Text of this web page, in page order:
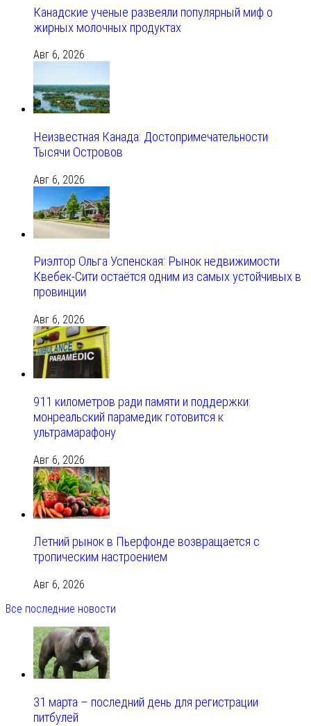
Канадские ученые развеяли популярный миф о
жирных молочных продуктах
Авг 6, 2026
Неизвестная Канада: Достопримечательности
Тысячи Островов
Авг 6, 2026
Риэлтор Ольга Успенская: Рынок недвижимости
Квебек-Сити остаётся одним из самых устойчивых в
провинции
Авг 6, 2026
911 километров ради памяти и поддержки:
монреальский парамедик готовится к
ультрамарафону
Авг 6, 2026
Летний рынок в Пьерфонде возвращается с
тропическим настроением
Авг 6, 2026
Все последние новости
31 марта – последний день для регистрации
питбулей